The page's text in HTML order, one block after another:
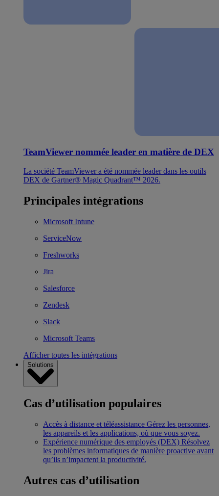
TeamViewer nommée leader en matière de DEX
La société TeamViewer a été nommée leader dans les outils
DEX de Gartner® Magic Quadrant™ 2026.
Principales intégrations
Microsoft Intune
ServiceNow
Freshworks
Jira
Salesforce
Zendesk
Slack
Microsoft Teams
Afficher toutes les intégrations
Solutions
Cas d’utilisation populaires
Accès à distance et téléassistance Gérez les personnes,
les appareils et les applications, où que vous soyez.
Expérience numérique des employés (DEX) Résolvez
les problèmes informatiques de manière proactive avant
qu’ils n’impactent la productivité.
Autres cas d’utilisation